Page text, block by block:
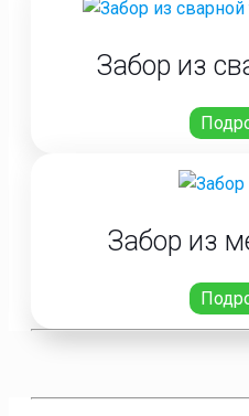
Забор из
Забор из